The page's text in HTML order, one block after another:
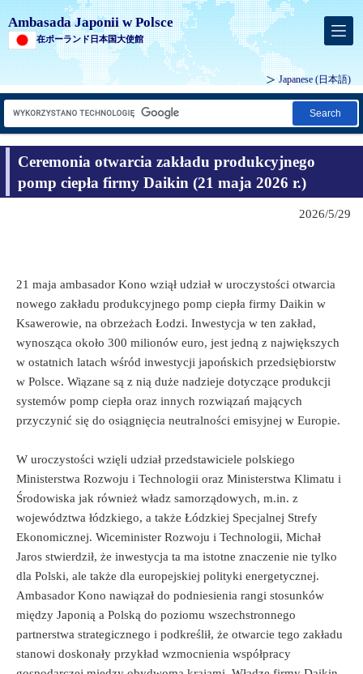
Ambasada Japonii w Polsce
在ポーランド日本国大使館
Japanese (日本語)
Search
Ceremonia otwarcia zakładu produkcyjnego
pomp ciepła firmy Daikin (21 maja 2026 r.)
2026/5/29
21 maja ambasador Kono wziął udział w uroczystości otwarcia
nowego zakładu produkcyjnego pomp ciepła firmy Daikin w
Ksawerowie, na obrzeżach Łodzi. Inwestycja w ten zakład,
wynosząca około 300 milionów euro, jest jedną z największych
w ostatnich latach wśród inwestycji japońskich przedsiębiorstw
w Polsce. Wiązane są z nią duże nadzieje dotyczące produkcji
systemów pomp ciepła oraz innych rozwiązań mających
przyczynić się do osiągnięcia neutralności emisyjnej w Europie.
W uroczystości wzięli udział przedstawiciele polskiego
Ministerstwa Rozwoju i Technologii oraz Ministerstwa Klimatu i
Środowiska jak również władz samorządowych, m.in. z
województwa łódzkiego, a także Łódzkiej Specjalnej Strefy
Ekonomicznej. Wiceminister Rozwoju i Technologii, Michał
Jaros stwierdził, że inwestycja ta ma istotne znaczenie nie tylko
dla Polski, ale także dla europejskiej polityki energetycznej.
Ambasador Kono nawiązał do podniesienia rangi stosunków
między Japonią a Polską do poziomu wszechstronnego
partnerstwa strategicznego i podkreślił, że otwarcie tego zakładu
stanowi doskonały przykład wzmocnienia współpracy